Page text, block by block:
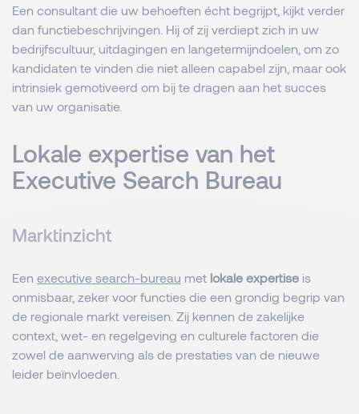
Een consultant die uw behoeften écht begrijpt, kijkt verder
dan functiebeschrijvingen. Hij of zij verdiept zich in uw
bedrijfscultuur, uitdagingen en langetermijndoelen, om zo
kandidaten te vinden die niet alleen capabel zijn, maar ook
intrinsiek gemotiveerd om bij te dragen aan het succes
van uw organisatie.
Lokale expertise van het
Executive Search Bureau
Marktinzicht
Een executive search-bureau met lokale expertise is
onmisbaar, zeker voor functies die een grondig begrip van
de regionale markt vereisen. Zij kennen de zakelijke
context, wet- en regelgeving en culturele factoren die
zowel de aanwerving als de prestaties van de nieuwe
leider beïnvloeden.